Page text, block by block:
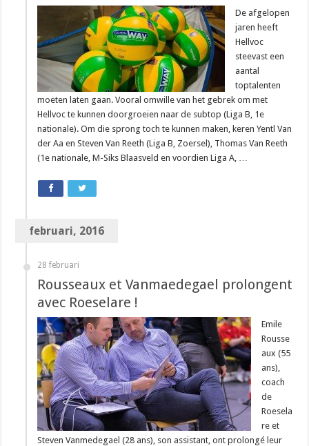
De afgelopen
jaren heeft
Hellvoc
steevast een
aantal
toptalenten
moeten laten gaan. Vooral omwille van het gebrek om met
Hellvoc te kunnen doorgroeien naar de subtop (Liga B, 1e
nationale). Om die sprong toch te kunnen maken, keren Yentl Van
der Aa en Steven Van Reeth (Liga B, Zoersel), Thomas Van Reeth
(1e nationale, M-Siks Blaasveld en voordien Liga A, …
februari, 2016
28 februari
Rousseaux et Vanmaedegael prolongent
avec Roeselare !
Emile
Rousse
aux (55
ans),
coach
de
Roesela
re et
Steven Vanmedegael (28 ans), son assistant, ont prolongé leur